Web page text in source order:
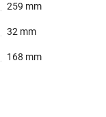
259 mm
32 mm
168 mm